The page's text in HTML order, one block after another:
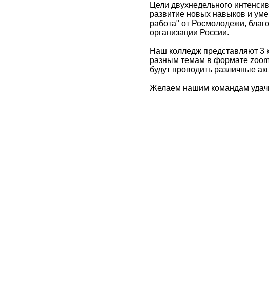
Цели двухнедельного
развитие новых навыков и
работа" от Росмолодежи,
организации России.
Наш колледж представляют 3
разным темам в формате
будут проводить различные
Желаем нашим командам